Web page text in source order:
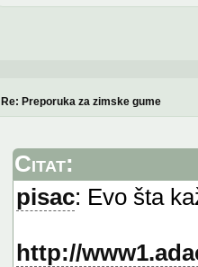
Re: Preporuka za zimske gume
Citat:
pisac: Evo šta
http://